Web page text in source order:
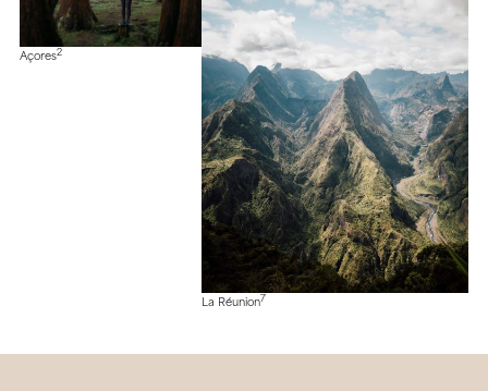
Açores2
La Réunion7